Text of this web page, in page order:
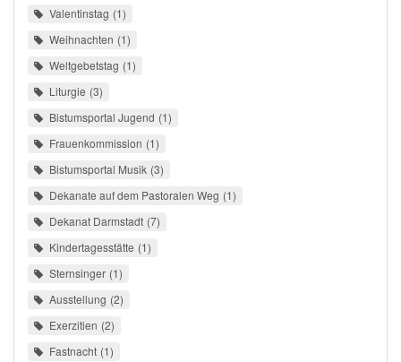
Valentinstag 1
Weihnachten 1
Weltgebetstag 1
Liturgie 3
Bistumsportal Jugend 1
Frauenkommission 1
Bistumsportal Musik 3
Dekanate auf dem Pastoralen Weg 1
Dekanat Darmstadt 7
Kindertagesstätte 1
Sternsinger 1
Ausstellung 2
Exerzitien 2
Fastnacht 1